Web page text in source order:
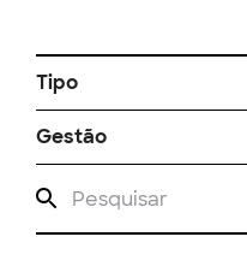
Tipo
Gestão